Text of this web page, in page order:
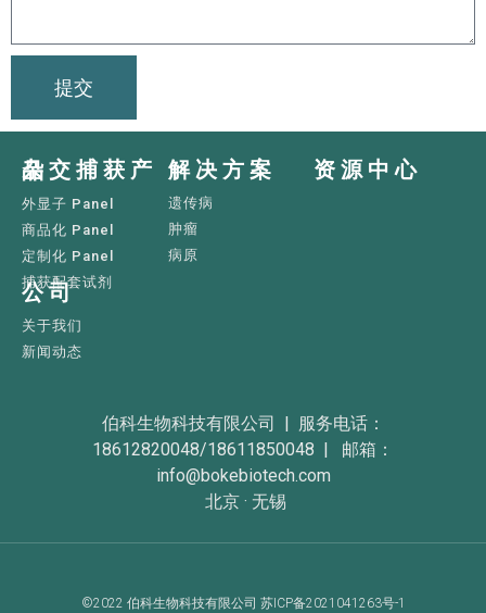
提交
杂交捕获产品
外显子 Panel
商品化 Panel
定制化 Panel
捕获配套试剂
解决方案
遗传病
肿瘤
病原
资源中心
公司
关于我们
新闻动态
伯科生物科技有限公司 | 服务电话：
18612820048/18611850048 | 邮箱：
info@bokebiotech.com
北京 · 无锡
©2022 伯科生物科技有限公司 苏ICP备2021041263号-1